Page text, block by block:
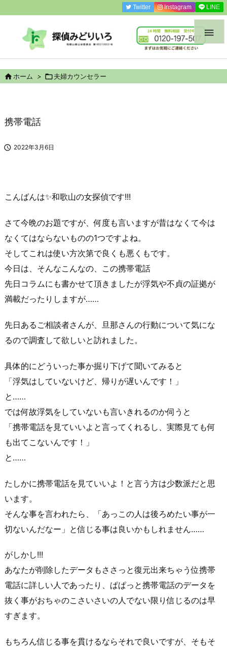

Twitter Instagram LINE
ホーム > 夫婦カウンセラー
携帯電話
 2022年3月6日
こんばんは✨和歌山の女探偵です!!!
さて今晩のお題ですが、何度も言いますが昔はなくて今は
なくてはならないものの1つですよね。
そしてこれは使い方次第で良くも悪くもです。
今日は、そんなこんなの、この携帯電話
先日コラムにも書かせて頂きましたが浮気や不貞の証拠が
満載だったりしますが……
先日あるご相談者さんが、旦那さんの行動について気にな
るので調査して欲しいと訪れました。
具体的にどういった事か掘り下げて聞いてみると
「浮気はしていないけど、帰りが遅いんです！」
と……
では何故浮気をしていないも言いきれるのか伺うと
「携帯電話を見ていいよと言ってくれるし、実際見ても何
も出てこないんです！」
と……
たしかに携帯電話を見ていいよ！と言う方は少数派だと思
います。
そんな事を言われたら、「あっこの人は後ろめたい事が一
切ないんだなー」と信じる事は良いかもしれません……
がしかし!!!
あなたが削除したデータもささっと復元出来ちゃう位携帯
電話に詳しい人であったり、ぱぱっと携帯電話のデータを
抜く事がおちゃのこさいさいの人でない限り信じるのは早
すぎます。
もちろん信じる事を貫けるならそれで良いですが、そもそ